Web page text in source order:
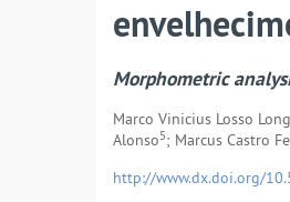
Morphometric
Marco Vinicius Losso
Alonso5; Marcus Castro
http://www.dx.doi.org/